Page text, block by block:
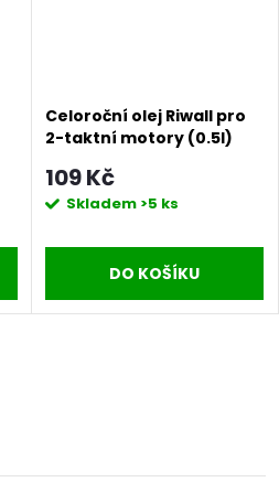
Celoroční olej Riwall pro
2-taktní motory (0.5l)
109 Kč
Skladem >5 ks
DO KOŠÍKU